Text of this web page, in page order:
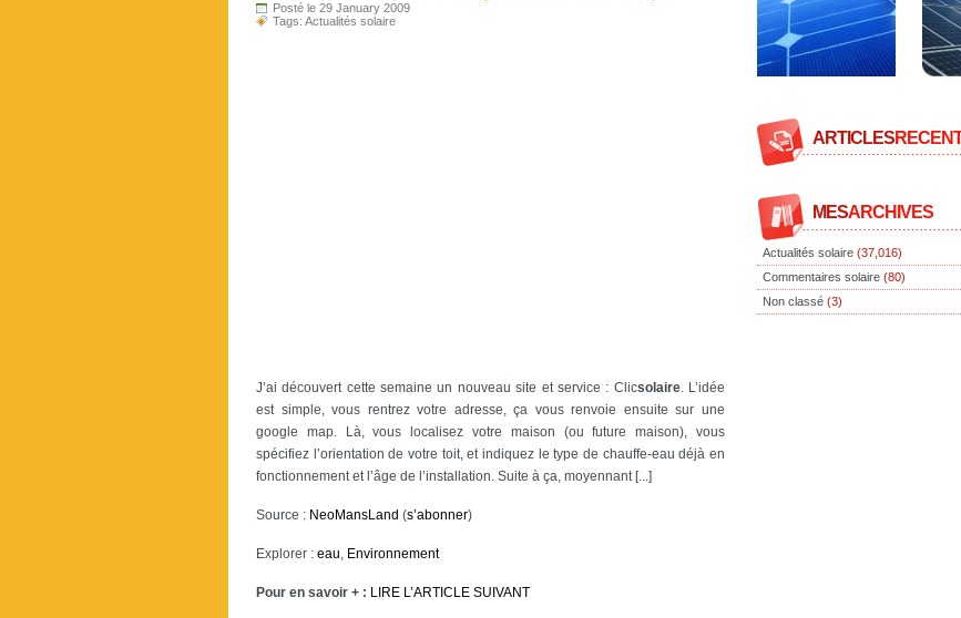
Posté le 29 January 2009
Tags: Actualités solaire
J’ai découvert cette semaine un nouveau site et service : Clicsolaire. L’idée
est simple, vous rentrez votre adresse, ça vous renvoie ensuite sur une
google map. Là, vous localisez votre maison (ou future maison), vous
spécifiez l’orientation de votre toit, et indiquez le type de chauffe-eau déjà en
fonctionnement et l’âge de l’installation. Suite à ça, moyennant [...]
Source : NeoMansLand (s’abonner)
Explorer : eau, Environnement
Pour en savoir + : LIRE L’ARTICLE SUIVANT
ARTICLES
MESARCHIVES
Actualités solaire (37,016)
Commentaires solaire (80)
Non classé (3)